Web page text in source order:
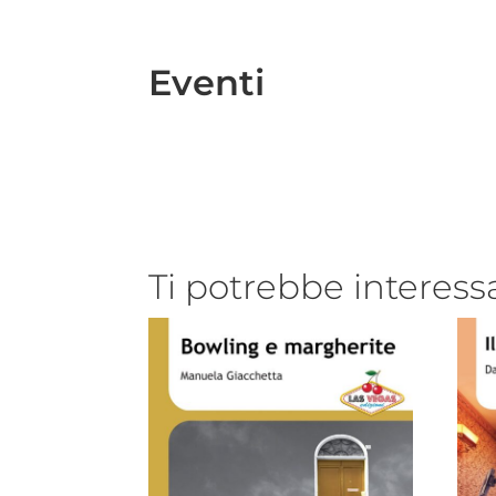
Eventi
Ti potrebbe